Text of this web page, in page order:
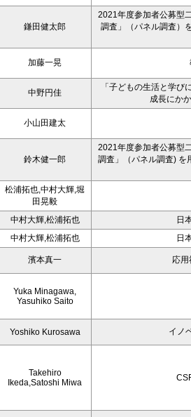
鎌田健太郎
2021年度参加者公募型
調査」（パネル調査）
加藤一晃
中野円佳
「子どもの生活と学
成長にか
小山田建太
鈴木健一郎
2021年度参加者公募型
調査」（パネル調査) を
松浦拓也,中村大輝,堀
田晃毅
中村大輝,松浦拓也 日
中村大輝,松浦拓也 日
濱本真一 応
Yuka Minagawa,
Yasuhiko Saito
Yoshiko Kurosawa イノ
Takehiro
Ikeda,Satoshi Miwa